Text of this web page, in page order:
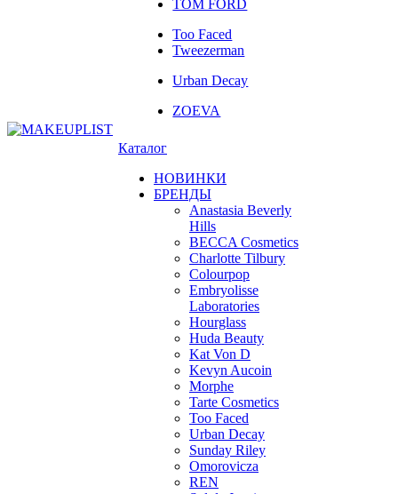
TOM FORD
Too Faced
Tweezerman
Urban Decay
ZOEVA
Каталог
НОВИНКИ
БРЕНДЫ
Anastasia Beverly
Hills
BECCA Cosmetics
Charlotte Tilbury
Colourpop
Embryolisse
Laboratories
Hourglass
Huda Beauty
Kat Von D
Kevyn Aucoin
Morphe
Tarte Cosmetics
Too Faced
Urban Decay
Sunday Riley
Omorovicza
REN